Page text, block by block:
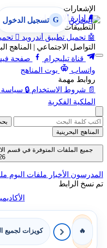
الإشعارات
🔔
إدارة الإشعارات
التطبيقات
🤖 تحميل تطبيق أندرويد 
التواصل الاجتماعي | المناهج
قناة تيليجرام
صفحة
واتساب
بوت المناهج
روابط مهمة
📄 شروط الاستخدام 🔒 سياسة
الملكية الفكرية
G تسجيل الدخول
المناهج البحرينية
المدرسون الأخبار ملفات اليوم
تم نسخ الرابط
🔥 كويزات لجميع